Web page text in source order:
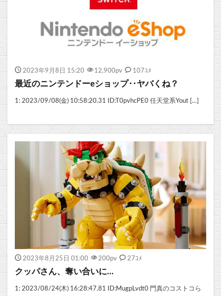
2023年9月8日 15:20 12,900pv 107ｺﾒ
最近のニンテンドーeショップ‥ヤバくね？
1: 2023/09/08(金) 10:58:20.31 ID:T0pvhcPE0 任天堂系Yout […]
2023年8月25日 01:00 200pv 27ｺﾒ
クッパさん、奪い合いに…
1: 2023/08/24(木) 16:28:47.81 ID:MugpLvdt0 門真のコストコら